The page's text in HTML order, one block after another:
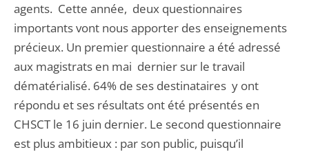
agents. Cette année, deux questionnaires
importants vont nous apporter des enseignements
précieux. Un premier questionnaire a été adressé
aux magistrats en mai dernier sur le travail
dématérialisé. 64% de ses destinataires y ont
répondu et ses résultats ont été présentés en
CHSCT le 16 juin dernier. Le second questionnaire
est plus ambitieux : par son public, puisqu’il